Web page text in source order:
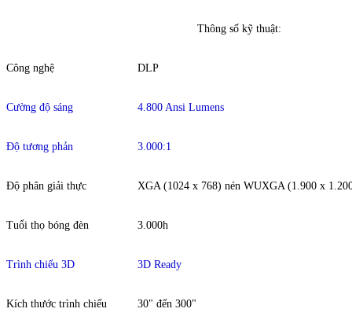
Thông số kỹ thuật:
Công nghệ DLP
Cường độ sáng 4.800 Ansi Lumens
Độ tương phản 3.000:1
Độ phân giải thực XGA (1024 x 768) nén WUXGA (1.900 x
Tuổi thọ bóng đèn 3.000h
Trình chiếu 3D 3D Ready
Kích thước trình chiếu 30" đến 300"